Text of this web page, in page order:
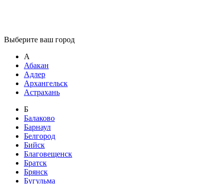
Выберите ваш город
А
Абакан
Адлер
Архангельск
Астрахань
Б
Балаково
Барнаул
Белгород
Бийск
Благовещенск
Братск
Брянск
Бугульма